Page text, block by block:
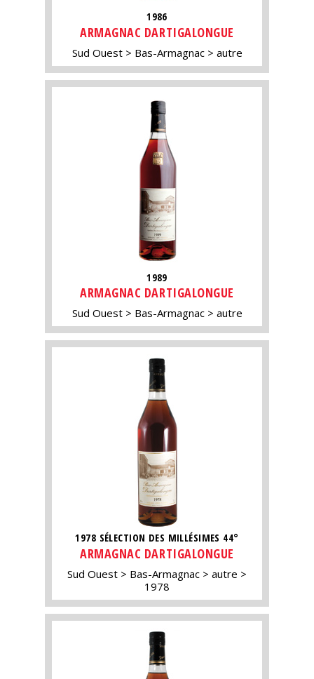
1986
ARMAGNAC DARTIGALONGUE
Sud Ouest Bas-Armagnac autre
1989
ARMAGNAC DARTIGALONGUE
Sud Ouest Bas-Armagnac autre
1978 SÉLECTION DES MILLÉSIMES 44°
ARMAGNAC DARTIGALONGUE
Sud Ouest Bas-Armagnac
autre
1978